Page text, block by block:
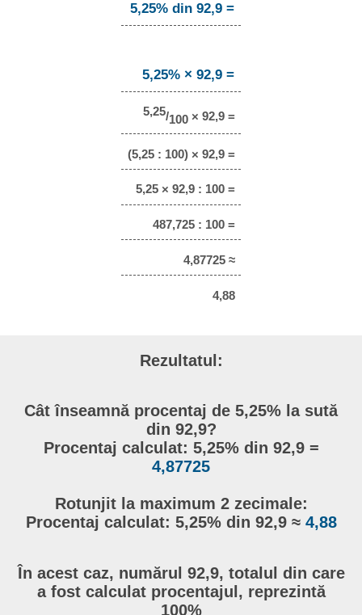
5,25% din 92,9 =
5,25% × 92,9 =
5,25/100× 92,9 =
(5,25 : 100) × 92,9 =
5,25 × 92,9 : 100 =
487,725 : 100 =
4,87725 ≈
4,88
Rezultatul:
Cât înseamnă procentaj de 5,25% la sută
din 92,9?
Procentaj calculat: 5,25% din 92,9 =
4,87725
Rotunjit la maximum 2 zecimale:
Procentaj calculat: 5,25% din 92,9 ≈ 4,88
În acest caz, numărul 92,9, totalul din care
a fost calculat procentajul, reprezintă
100%